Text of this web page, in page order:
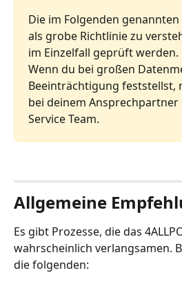
Die im Folgenden
als grobe Richtlinie zu
im Einzelfall geprüft werden.
Wenn du bei großen
Beeinträchtigung feststellst,
bei deinem Ansprechpartner
Service Team.
Allgemeine
Es gibt Prozesse, die das
wahrscheinlich verlangsamen.
die folgenden: